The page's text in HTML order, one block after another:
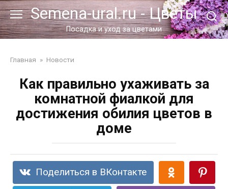
Перейти
к
контенту
Semena-ural.ru - Цветы
Посадка и уход за цветами
Главная » Новости
Как правильно ухаживать за
комнатной фиалкой для
достижения обилия цветов в
доме
Поделиться в ВКонтакте